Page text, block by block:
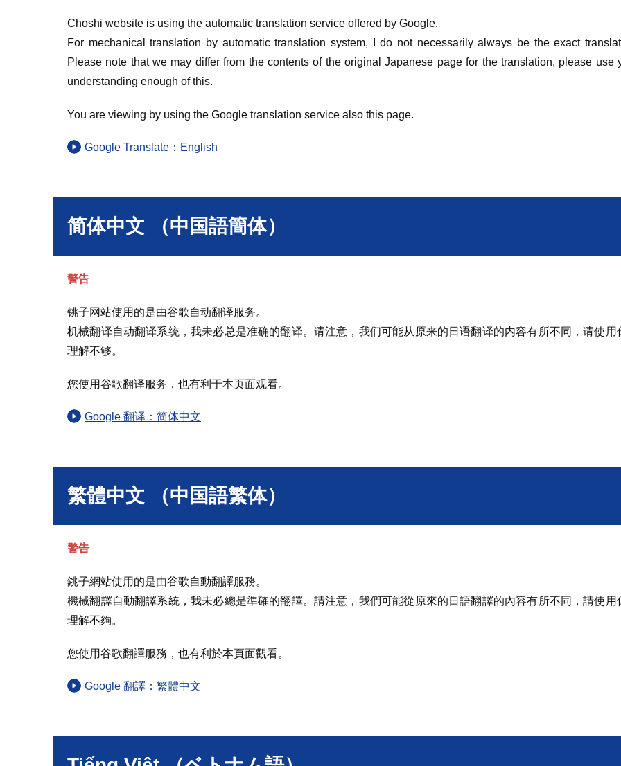
Choshi website is using the automatic translation service offered by Google.
For mechanical translation by automatic translation system, I do not necessarily always be the exact
Please note that we may differ from the contents of the original Japanese page for the translation, please use
understanding enough of this.
You are viewing by using the Google translation service also this page.
Google Translate：English
简体中文 （中国語簡体）
警告
铫子网站使用的是由谷歌自动翻译服务。
机械翻译自动翻译系统，我未必总是准确的翻译。请注意，我们可能从原来的日语翻译的内容有所不同，请使用
理解不够。
您使用谷歌翻译服务，也有利于本页面观看。
Google 翻译：简体中文
繁體中文 （中国語繁体）
警告
銚子網站使用的是由谷歌自動翻譯服務。
機械翻譯自動翻譯系統，我未必總是準確的翻譯。請注意，我們可能從原來的日語翻譯的內容有所不同，請使用
理解不夠。
您使用谷歌翻譯服務，也有利於本頁面觀看。
Google 翻譯：繁體中文